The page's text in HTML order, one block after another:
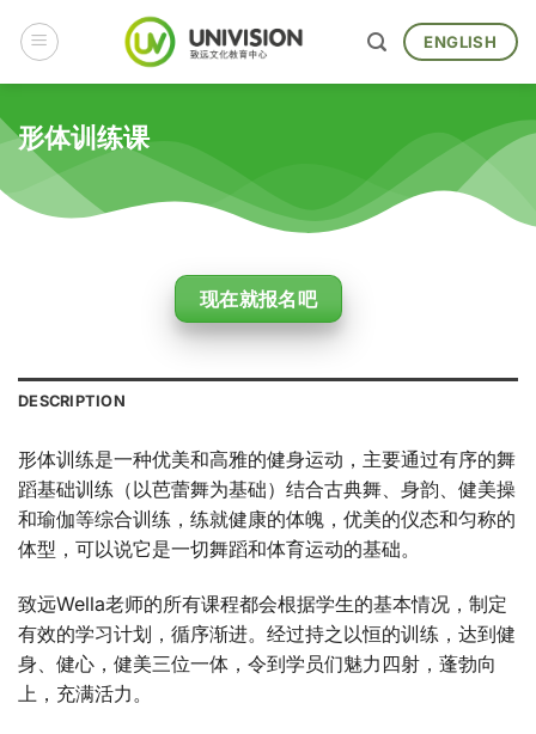
ENGLISH
形体训练课
现在就报名吧
DESCRIPTION
形体训练是一种优美和高雅的健身运动，主要通过有序的舞
蹈基础训练（以芭蕾舞为基础）结合古典舞、身韵、健美操
和瑜伽等综合训练，练就健康的体魄，优美的仪态和匀称的
体型，可以说它是一切舞蹈和体育运动的基础。
致远Wella老师的所有课程都会根据学生的基本情况，制定
有效的学习计划，循序渐进。经过持之以恒的训练，达到健
身、健心，健美三位一体，令到学员们魅力四射，蓬勃向
上，充满活力。